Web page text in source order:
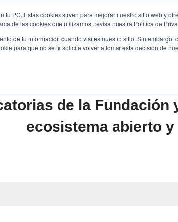
tu PC. Estas cookies sirven para mejorar nuestro sitio web y
de las cookies que utilizamos, revisa nuestra Política de
de tu información cuando visites nuestro sitio. Sin
para que no se te solicite volver a tomar esta decisión de
HOME B2B FILANTROPÍA
de la Fundación
ecosistema abierto